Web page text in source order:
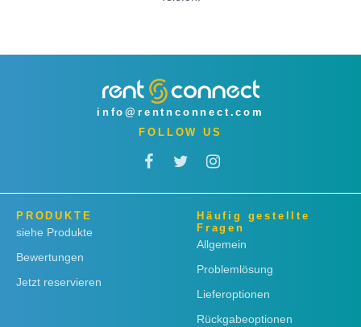
info@rentnconnect.com
FOLLOW US
PRODUKTE
siehe Produkte
Bewertungen
Jetzt reservieren
Häufig gestellte
Fragen
Allgemein
Problemlösung
Lieferoptionen
Rückgabeoptionen